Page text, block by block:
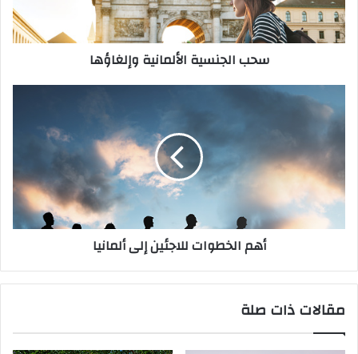
سحب الجنسية الألمانية وإلغاؤها
الخطوات
أهم الخطوات للاجئين إلى ألمانيا
مقالات ذات صلة